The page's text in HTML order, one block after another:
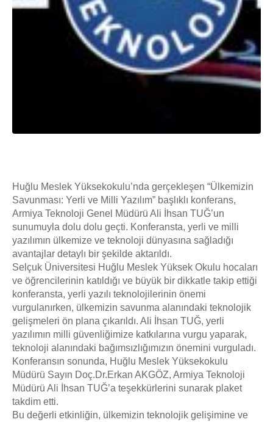
Huğlu Meslek Yüksekokulu’nda gerçekleşen “Ülkemizin
Savunması: Yerli ve Milli Yazılım” başlıklı konferans,
Armiya Teknoloji Genel Müdürü Ali İhsan TUĞ’un
sunumuyla dolu dolu geçti. Konferansta, yerli ve milli
yazılımın ülkemize ve teknoloji dünyasına sağladığı
avantajlar detaylı bir şekilde aktarıldı.
Selçuk Üniversitesi Huğlu Meslek Yüksek Okulu hocaları
ve öğrencilerinin katıldığı ve büyük bir dikkatle takip ettiği
konferansta, yerli yazılı teknolojilerinin önemi
vurgulanırken, ülkemizin savunma alanındaki teknolojik
gelişmeleri ön plana çıkarıldı. Ali İhsan TUĞ, yerli
yazılımın milli güvenliğimize katkılarına vurgu yaparak,
teknoloji alanındaki bağımsızlığımızın önemini vurguladı.
Konferansın sonunda, Huğlu Meslek Yüksekokulu
Müdürü Sayın Doç.Dr.Erkan AKGÖZ, Armiya Teknoloji
Müdürü Ali İhsan TUĞ’a teşekkürlerini sunarak plaket
takdim etti.
Bu değerli etkinliğin, ülkemizin teknolojik gelişimine ve